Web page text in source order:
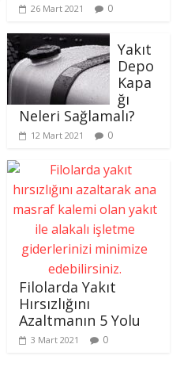
26 Mart 2021 0
Yakıt
Depo
Kapa
ğı
Neleri Sağlamalı?
12 Mart 2021 0
Filolarda Yakıt
Hırsızlığını
Azaltmanın 5 Yolu
3 Mart 2021 0